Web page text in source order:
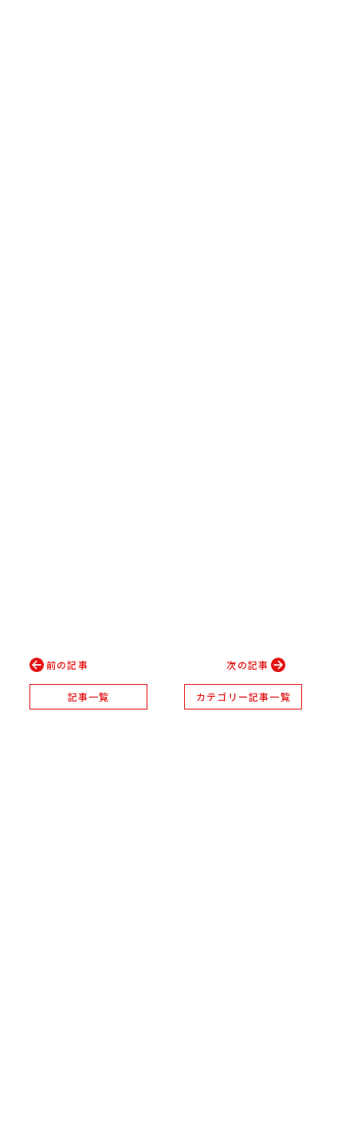
前の記事 次の記事
記事一覧 カテゴリー記事一覧